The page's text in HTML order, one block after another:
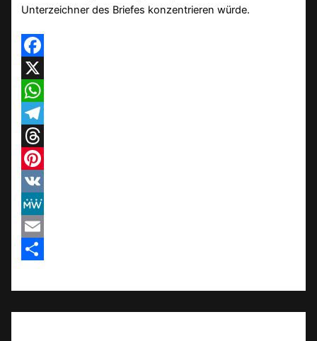
Unterzeichner des Briefes konzentrieren würde.
Facebook
X
WhatsApp
Telegram
Threads
Pinterest
VK
MeWe
Email